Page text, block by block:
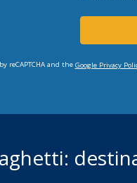
reCAPTCHA and the Google Privacy